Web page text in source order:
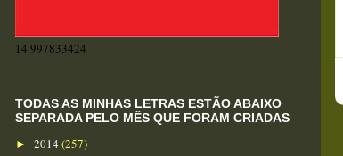
14 997833424
TODAS AS MINHAS LETRAS ESTÃO ABAIXO
SEPARADA PELO MÊS QUE FORAM CRIADAS
► 2014 (257)